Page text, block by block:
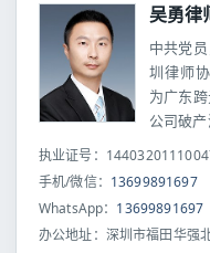
吴勇律
中共党
圳律师
为广东
公司破
执业证号：
手机/微信： 13699891697
WhatsApp： 13699891697
办公地址：深圳市福田华强